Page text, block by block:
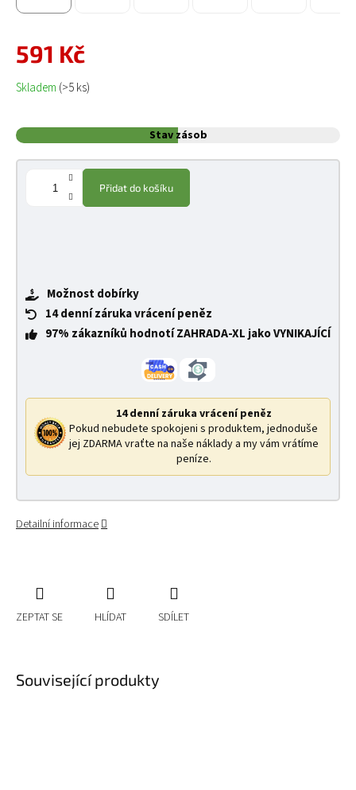
591 Kč
Měrná cena:
Skladem (>5 ks)
Stav zásob
Přidat do košíku
Možnost dobírky
14 denní záruka vrácení peněz
97% zákazníků hodnotí ZAHRADA-XL jako VYNIKAJÍCÍ
14 denní záruka vrácení peněz
Pokud nebudete spokojeni s produktem, jednoduše
jej ZDARMA vraťte na naše náklady a my vám vrátíme
peníze.
Detailní informace
ZEPTAT SE HLÍDAT SDÍLET
Související produkty